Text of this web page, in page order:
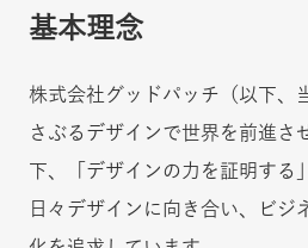
基本理念
株式会社グッドパッチ（以下、
さぶるデザインで世界を前進さ
下、「デザインの力を証明する
日々デザインに向き合い、ビジ